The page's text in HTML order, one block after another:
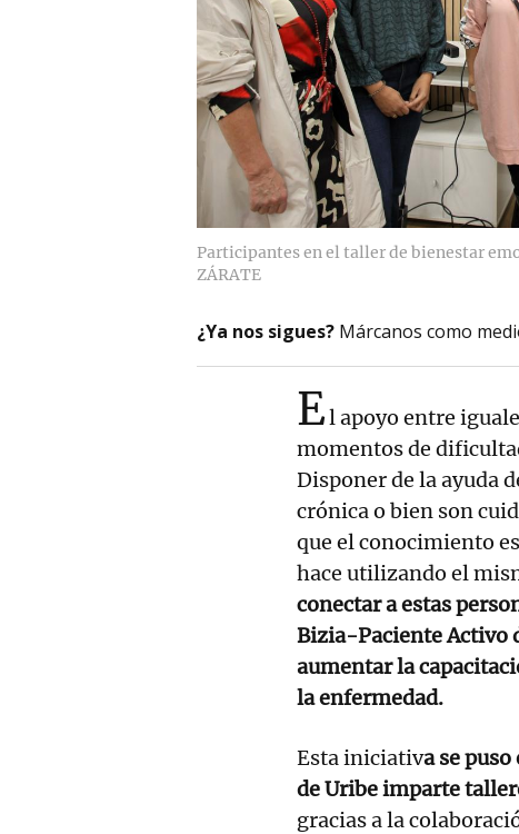
Participantes en el taller de bienestar
ZÁRATE
¿Ya nos sigues? Márcanos como
El apoyo entre
momentos de
Disponer de la ayuda
crónica o bien son
que el conocimiento
hace utilizando el
conectar a estas
Bizia-Paciente Activo
aumentar la
la enfermedad.
Esta iniciativa se
de Uribe imparte
gracias a la